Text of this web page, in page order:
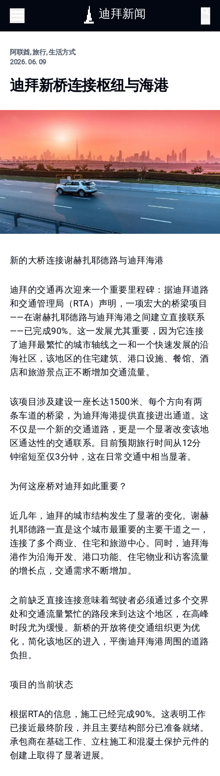
迪拜新闻
阿联酋, 旅行, 生活方式
2026. 06. 09
迪拜新桥连接枢纽与海港
新的大桥连接谢赫扎耶德路与迪拜海港
迪拜的交通再次迎来一个重要里程碑：据迪拜道路
和交通管理局（RTA）声明，一项宏大的桥梁项目
——在谢赫扎耶德路与迪拜海港之间建立直接联系
——已完成90%。这一发展尤其重要，因为它连接
了迪拜最繁忙的城市轴线之一和一个快速发展的沿
海社区，该地区的住宅建筑、港口设施、餐馆、酒
店和旅游景点正不断增加交通流量。
该项目涉及建设一座长达1500米、每个方向有两
条车道的桥梁，为迪拜海港提供直接进出通道。这
不仅是一个新的交通道路，更是一个显著改变该地
区通达性的交通联系。目前预期旅行时间从12分
钟缩短至仅3分钟，这在日常交通中相当显著。
为何这座桥对迪拜如此重要？
近几年，迪拜的城市结构发生了显著的变化。谢赫
扎耶德路一直是这个城市最重要的主要干道之一，
连接了多个商业、住宅和旅游中心。同时，迪拜海
港作为沿海开发、港口功能、住宅物业和访客流量
的增长点，交通需求不断增加。
之前缺乏直接连接意味着驾驶者必须通过多个交界
处和交通流量繁忙的路段来到达这个地区，在高峰
时段尤为缓慢。新桥的开放将使交通组织更为优
化，简化该地区的进入，平衡迪拜海港周围的道路
负担。
项目的当前状态
根据RTA的信息，施工已经完成90%。这表明工作
已接近最终阶段，并且主要结构部分已准备就绪。
承包商在基础工作、立柱施工和混凝土保护元件的
创建上取得了显著进展。